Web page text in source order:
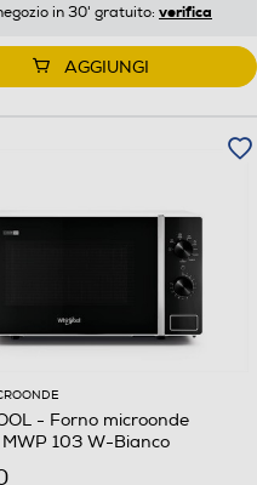
in 30' gratuito: verifica
AGGIUNGI
- Forno microonde
103 W-Bianco